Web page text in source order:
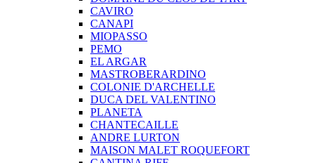
CAVIRO
CANAPI
MIOPASSO
PEMO
EL ARGAR
MASTROBERARDINO
COLONIE D'ARCHELLE
DUCA DEL VALENTINO
PLANETA
CHANTECAILLE
ANDRE LURTON
MAISON MALET ROQUEFORT